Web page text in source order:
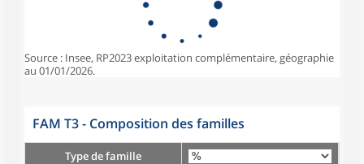
Source : Insee, RP2023 exploitation complémentaire, géographie
au 01/01/2026.
FAM T3 - Composition des familles
Type de famille